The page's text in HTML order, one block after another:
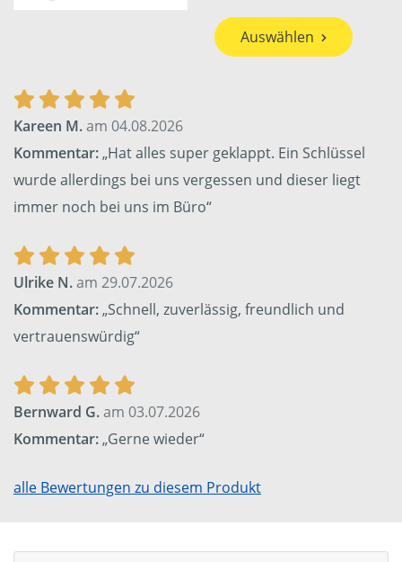
Auswählen
Kareen M.am 04.08.2026
Kommentar:„Hat alles super geklappt. Ein Schlüssel
wurde allerdings bei uns vergessen und dieser liegt
immer noch bei uns im Büro“
Ulrike N.am 29.07.2026
Kommentar:„Schnell, zuverlässig, freundlich und
vertrauenswürdig“
Bernward G.am 03.07.2026
Kommentar:„Gerne wieder“
alle Bewertungen zu diesem Produkt